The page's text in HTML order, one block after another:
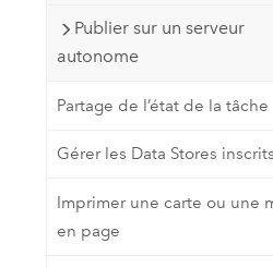
Publier sur un serveur
autonome
Partage de l’état de la tâche
Gérer les Data Stores inscrits
Imprimer une carte ou une
en page